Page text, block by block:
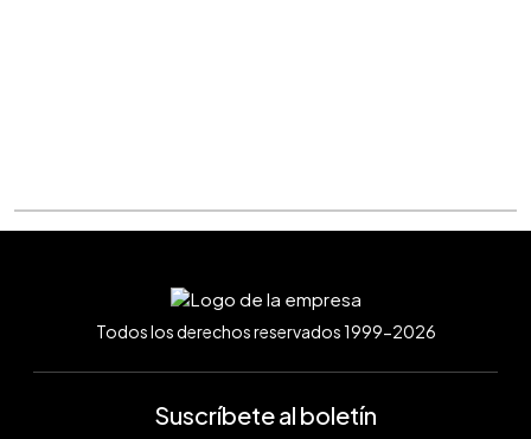
Todos los derechos reservados 1999-2026
Suscríbete al boletín